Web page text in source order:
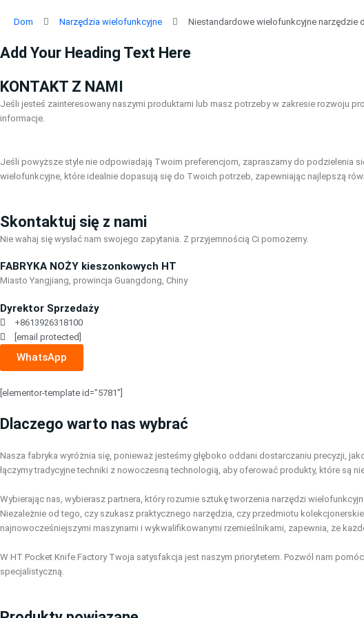
Dom Narzędzia wielofunkcyjne Niestandardowe wielofunkcyjne narzędzie
Add Your Heading Text Here
KONTAKT Z NAMI
Jeśli jesteś zainteresowany naszymi produktami lub masz potrzeby w zakresie rozwoju
informacje.
Jeśli powyższe style nie odpowiadają Twoim preferencjom, zapraszamy do podzielenia
wielofunkcyjne, które idealnie dopasują się do Twoich potrzeb, zapewniając najlepszą
Skontaktuj się z nami
Nie wahaj się wysłać nam swojego zapytania. Z przyjemnością Ci pomożemy.
FABRYKA NOŻY kieszonkowych HT
Miasto Yangjiang, prowincja Guangdong, Chiny
Dyrektor Sprzedaży
+8613926318100
[email protected]
WhatsApp
[elementor-template id="5781"]
Dlaczego warto nas wybrać
Nasza fabryka wyróżnia się, ponieważ jesteśmy głęboko oddani dostarczaniu precyzji,
łączymy tradycyjne techniki z nowoczesną technologią, aby oferować produkty, które
Wybierając nas, wybierasz partnera, który rozumie sztukę tworzenia narzędzi
Niezależnie od tego, czy szukasz praktycznego narzędzia, czy przedmiotu
najnowocześniejszymi maszynami i wykwalifikowanymi rzemieślnikami, zapewnia, że
W HT Pocket Knife Factory Twoja satysfakcja jest naszym priorytetem. Pozwól nam
specjalistyczną.